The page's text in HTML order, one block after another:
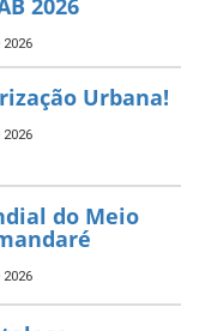
Selo
pelo
e
no apoio ao
2026
para
pública do
2026